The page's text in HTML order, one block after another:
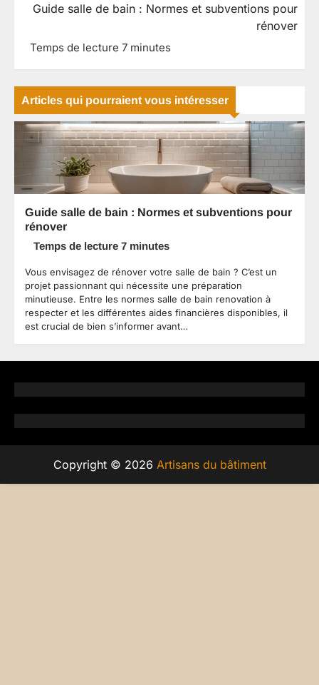
Guide salle de bain : Normes et subventions pour
rénover
Articles qui pourraient vous intéresser
Guide salle de bain : Normes et subventions pour
rénover
Vous envisagez de rénover votre salle de bain ? C’est un
projet passionnant qui nécessite une préparation
minutieuse. Entre les normes salle de bain renovation à
respecter et les différentes aides financières disponibles, il
est crucial de bien s’informer avant…
Copyright © 2026 Artisans du bâtiment